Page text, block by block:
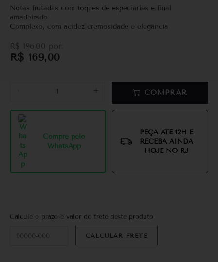
Notas frutadas com toques de especiarias e final
amadeirado
Complexo, com acidez cremosidade e elegância
R$ 196,00 por:
R$ 169,00
- + COMPRAR
Compre pelo
WhatsApp
PEÇA ATÉ 12H E
RECEBA AINDA
HOJE NO RJ
Calcule o prazo e valor do frete deste produto